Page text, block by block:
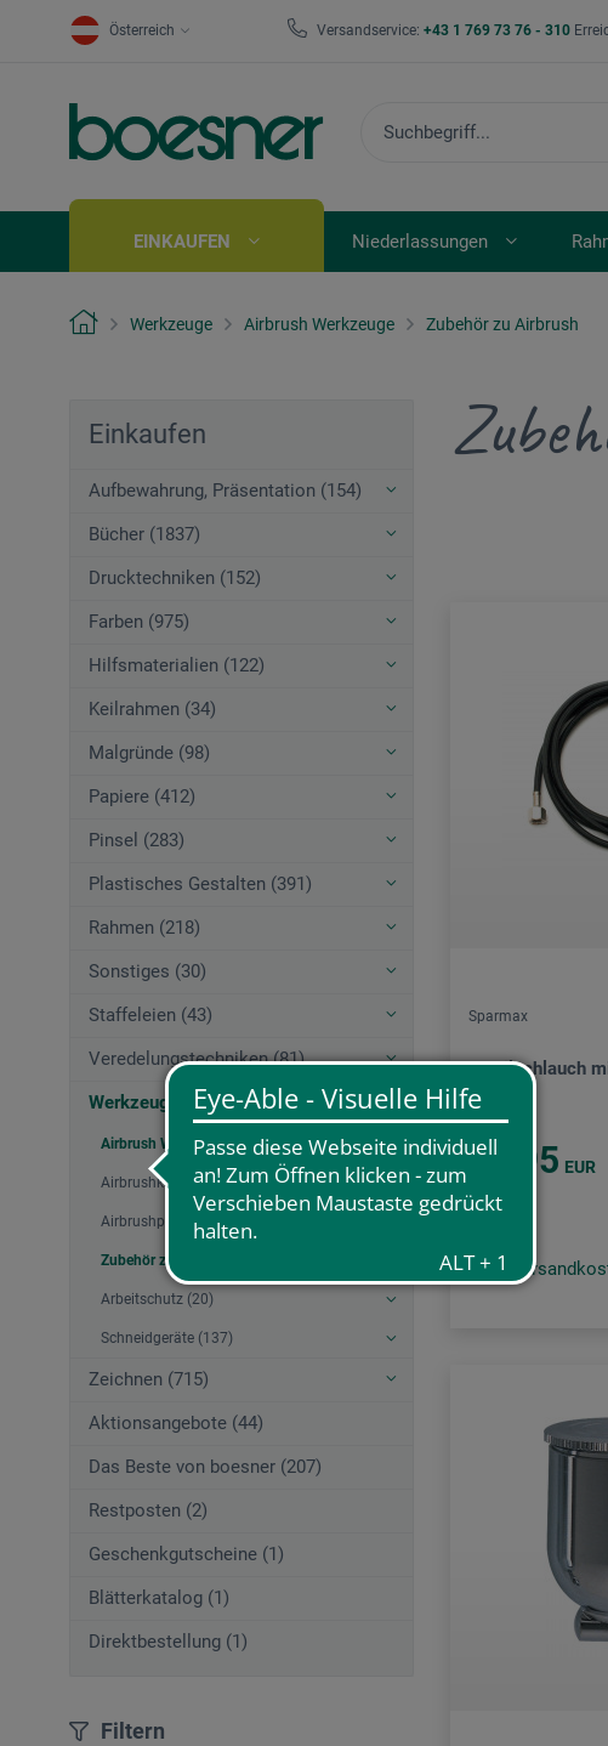
Österreich Versandservice: +43 1 769 73 76 - 310
EINKAUFEN Niederlassungen
Werkzeuge Airbrush Werkzeuge Zubehör zu Airbrush
Einkaufen
Aufbewahrung, Präsentation (154)
Bücher (1837)
Drucktechniken (152)
Farben (975)
Hilfsmaterialien (122)
Keilrahmen (34)
Malgründe (98)
Papiere (412)
Pinsel (283)
Plastisches Gestalten (391)
Rahmen (218)
Sonstiges (30)
Staffeleien (43)
Veredelungstechniken (81)
Werkzeuge (206)
Airbrush Werkzeuge (49)
Airbrushkompressoren (6)
Airbrushpistolen (13)
Zubehör zu Airbrush (30)
Arbeitschutz (20)
Schneidgeräte (137)
Zeichnen (715)
Aktionsangebote (44)
Das Beste von boesner (207)
Restposten (2)
Geschenkgutscheine (1)
Blätterkatalog (1)
Direktbestellung (1)
Filtern
Sparmax
Textilschlauch
25,95 EUR
zzgl.